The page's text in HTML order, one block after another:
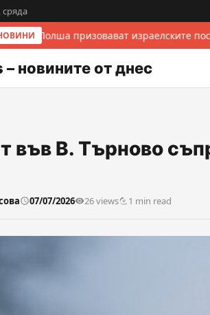
сряда
и Полша призовават израелските
– новините от днес
във В. Търново
07/07/2026 26 views 1 min read